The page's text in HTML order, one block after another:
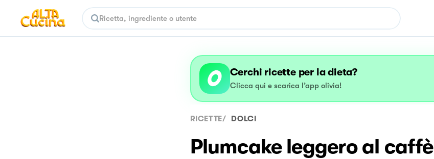
Cerchi ricette per la dieta?
Clicca qui e scarica l’app olivia!
RICETTE/ DOLCI
Plumcake leggero al caffè